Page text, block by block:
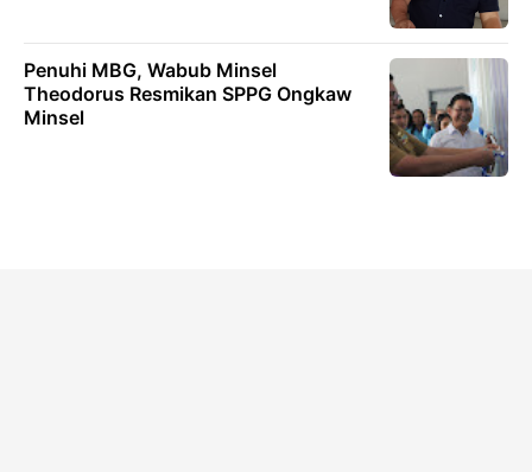
Penuhi MBG, Wabub Minsel
Theodorus Resmikan SPPG Ongkaw
Minsel